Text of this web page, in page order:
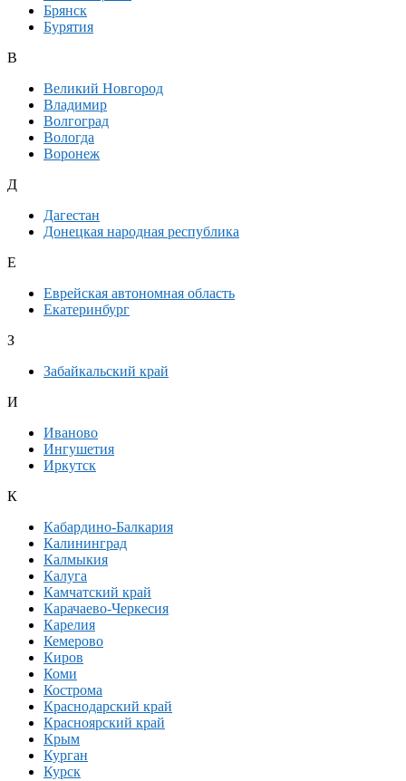
Брянск
Бурятия
В
Великий Новгород
Владимир
Волгоград
Вологда
Воронеж
Д
Дагестан
Донецкая народная республика
Е
Еврейская автономная область
Екатеринбург
З
Забайкальский край
И
Иваново
Ингушетия
Иркутск
К
Кабардино-Балкария
Калининград
Калмыкия
Калуга
Камчатский край
Карачаево-Черкесия
Карелия
Кемерово
Киров
Коми
Кострома
Краснодарский край
Красноярский край
Крым
Курган
Курск